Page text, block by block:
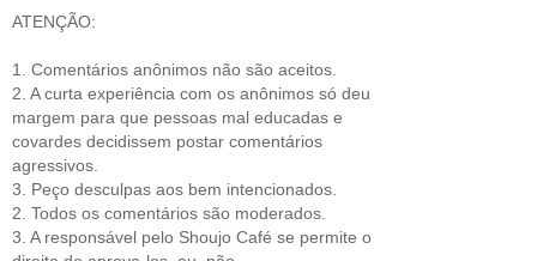
ATENÇÃO:
1. Comentários anônimos não são aceitos.
2. A curta experiência com os anônimos só deu
margem para que pessoas mal educadas e
covardes decidissem postar comentários
agressivos.
3. Peço desculpas aos bem intencionados.
2. Todos os comentários são moderados.
3. A responsável pelo Shoujo Café se permite o